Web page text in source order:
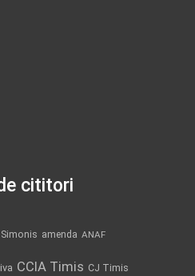
cititori
amenda ANAF
CCIA Timis CJ Timis